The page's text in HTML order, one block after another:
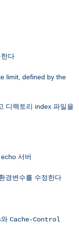
다
limit, defined by the
디렉토리 index 파일을
서버
경변수를 수정한다
와 Cache-Control